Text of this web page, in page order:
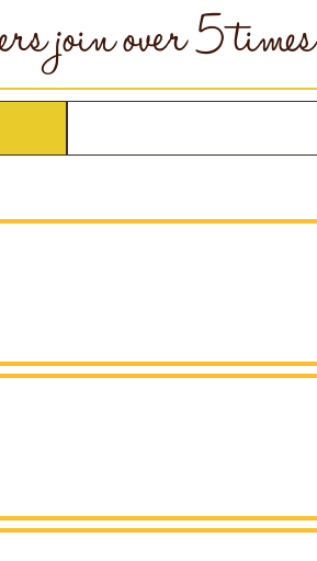
join over 5 times